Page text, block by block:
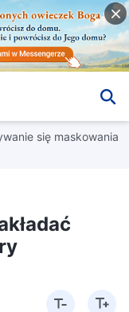
się maskowania